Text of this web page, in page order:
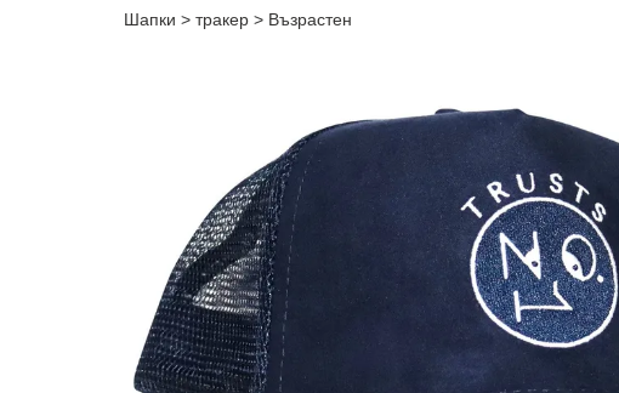
Шапки > тракер > Възрастен